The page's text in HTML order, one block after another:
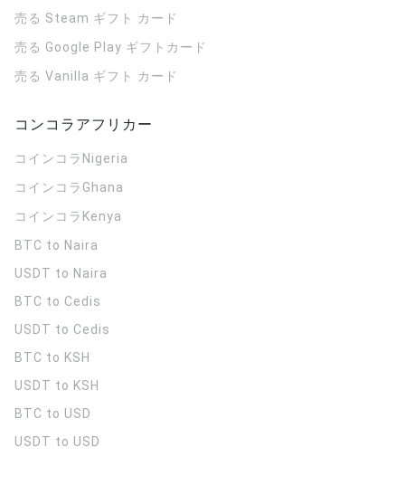
売る Steam ギフト カード
売る Google Play ギフトカード
売る Vanilla ギフト カード
コンコラアフリカー
コインコラ Nigeria
コインコラ Ghana
コインコラ Kenya
BTC to Naira
USDT to Naira
BTC to Cedis
USDT to Cedis
BTC to KSH
USDT to KSH
BTC to USD
USDT to USD